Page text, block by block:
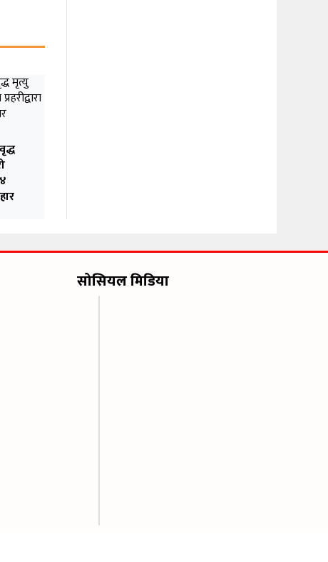
सोसियल मिडिया